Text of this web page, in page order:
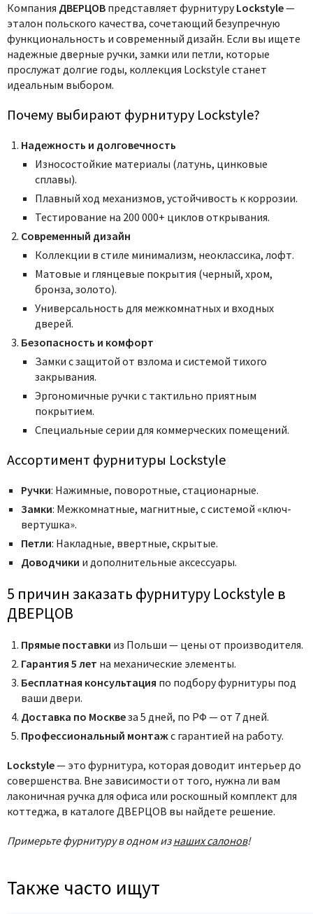
Компания ДВЕРЦОВ представляет фурнитуруLockstyle—
эталон польского качества, сочетающий безупречную
функциональность и современный дизайн. Если вы ищете
надежные дверные ручки, замки или петли, которые
прослужат долгие годы, коллекция Lockstyle станет
идеальным выбором.
Почему выбирают фурнитуру Lockstyle?
Надежность и долговечность
Износостойкие материалы (латунь, цинковые
сплавы).
Плавный ход механизмов, устойчивость к коррозии.
Тестирование на 200 000+ циклов открывания.
Современный дизайн
Коллекции в стиле минимализм, неоклассика, лофт.
Матовые и глянцевые покрытия (черный, хром,
бронза, золото).
Универсальность для межкомнатных и входных
дверей.
Безопасность и комфорт
Замки с защитой от взлома и системой тихого
закрывания.
Эргономичные ручки с тактильно приятным
покрытием.
Специальные серии для коммерческих помещений.
Ассортимент фурнитуры Lockstyle
Ручки: Нажимные, поворотные, стационарные.
Замки: Межкомнатные, магнитные, с системой «ключ-
вертушка».
Петли: Накладные, ввертные, скрытые.
Доводчики и дополнительные аксессуары.
5 причин заказать фурнитуру Lockstyle в
ДВЕРЦОВ
Прямые поставки из Польши — цены от производителя.
Гарантия 5 лет на механические элементы.
Бесплатная консультация по подбору фурнитуры под
ваши двери.
Доставка по Москвеза 5 дней, по РФ — от 7 дней.
Профессиональный монтажс гарантией на работу.
Lockstyle— это фурнитура, которая доводит интерьер до
совершенства. Вне зависимости от того, нужна ли вам
лаконичная ручка для офиса или роскошный комплект для
коттеджа, в каталоге ДВЕРЦОВ вы найдете решение.
Примерьте фурнитуру в одном изнаших салонов!
Также часто ищут